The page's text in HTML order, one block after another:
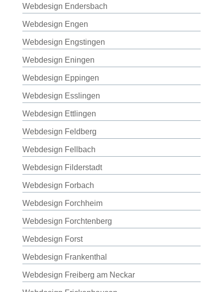
Webdesign Endersbach
Webdesign Engen
Webdesign Engstingen
Webdesign Eningen
Webdesign Eppingen
Webdesign Esslingen
Webdesign Ettlingen
Webdesign Feldberg
Webdesign Fellbach
Webdesign Filderstadt
Webdesign Forbach
Webdesign Forchheim
Webdesign Forchtenberg
Webdesign Forst
Webdesign Frankenthal
Webdesign Freiberg am Neckar